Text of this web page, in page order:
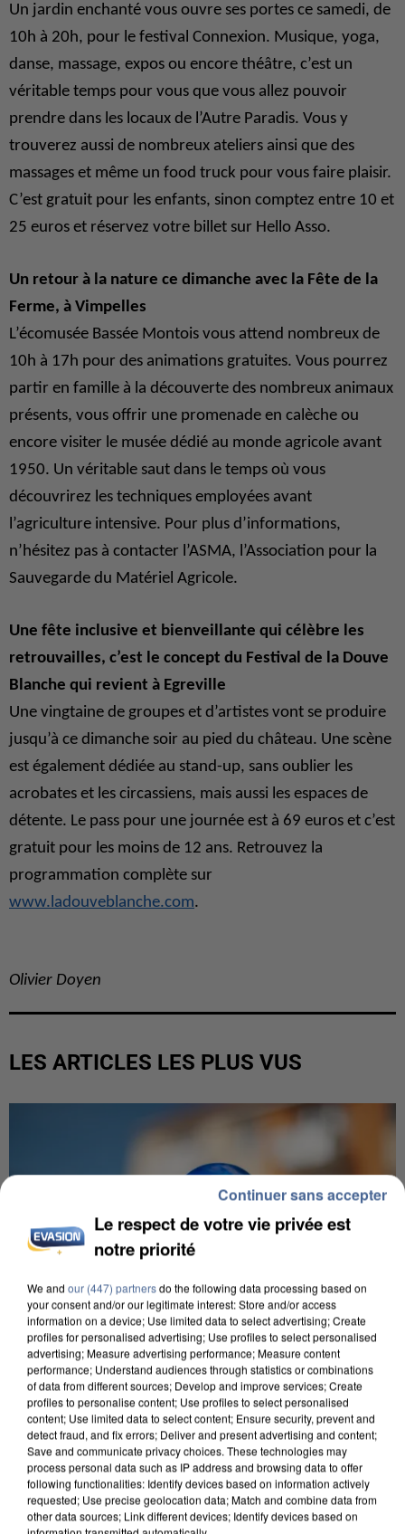
Un jardin enchanté vous ouvre ses portes ce samedi, de
10h à 20h, pour le festival Connexion. Musique, yoga,
danse, massage, expos ou encore théâtre, c’est un
véritable temps pour vous que vous allez pouvoir
prendre dans les locaux de l’Autre Paradis. Vous y
trouverez aussi de nombreux ateliers ainsi que des
massages et même un food truck pour vous faire plaisir.
C’est gratuit pour les enfants, sinon comptez entre 10 et
25 euros et réservez votre billet sur Hello Asso.
Un retour à la nature ce dimanche avec la Fête de la
Ferme, à Vimpelles
L’écomusée Bassée Montois vous attend nombreux de
10h à 17h pour des animations gratuites. Vous pourrez
partir en famille à la découverte des nombreux animaux
présents, vous offrir une promenade en calèche ou
encore visiter le musée dédié au monde agricole avant
1950. Un véritable saut dans le temps où vous
découvrirez les techniques employées avant
l’agriculture intensive. Pour plus d’informations,
n’hésitez pas à contacter l’ASMA, l’Association pour la
Sauvegarde du Matériel Agricole.
Une fête inclusive et bienveillante qui célèbre les
retrouvailles, c’est le concept du Festival de la Douve
Blanche qui revient à Egreville
Une vingtaine de groupes et d’artistes vont se produire
jusqu’à ce dimanche soir au pied du château. Une scène
est également dédiée au stand-up, sans oublier les
acrobates et les circassiens, mais aussi les espaces de
détente. Le pass pour une journée est à 69 euros et c’est
gratuit pour les moins de 12 ans. Retrouvez la
programmation complète sur
www.ladouveblanche.com.
Olivier Doyen
LES ARTICLES LES PLUS VUS
IL TUE SON FILS ET ENVOIE DES PHOTOS À SON
EX-COMPAGNE À NICE
Le respect de votre vie privée est
notre priorité
We and our (447) partnersdo the following data processing based on
your consent and/or our legitimate interest: Store and/or access
information on a device; Use limited data to select advertising; Create
profiles for personalised advertising; Use profiles to select personalised
advertising; Measure advertising performance; Measure content
performance; Understand audiences through statistics or combinations
of data from different sources; Develop and improve services; Create
profiles to personalise content; Use profiles to select personalised
content; Use limited data to select content; Ensure security, prevent and
detect fraud, and fix errors; Deliver and present advertising and content;
Save and communicate privacy choices. These technologies may
process personal data such as IP address and browsing data to offer
following functionalities: Identify devices based on information actively
requested; Use precise geolocation data; Match and combine data from
other data sources; Link different devices; Identify devices based on
Continuer sans accepter